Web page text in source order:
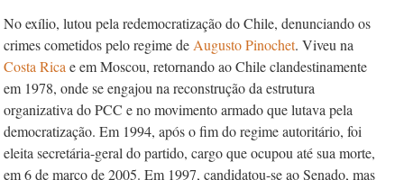
No exílio, lutou pela redemocratização do Chile, denunciando os
crimes cometidos pelo regime de Augusto Pinochet. Viveu na
Costa Rica e em Moscou, retornando ao Chile clandestinamente
em 1978, onde se engajou na reconstrução da estrutura
organizativa do PCC e no movimento armado que lutava pela
democratização. Em 1994, após o fim do regime autoritário, foi
eleita secretária-geral do partido, cargo que ocupou até sua morte,
em 6 de março de 2005. Em 1997, candidatou-se ao Senado, mas